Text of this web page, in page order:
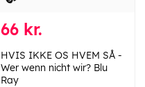
66 kr.
HVIS IKKE OS HVEM SÅ -
Wer wenn nicht wir? Blu
Ray